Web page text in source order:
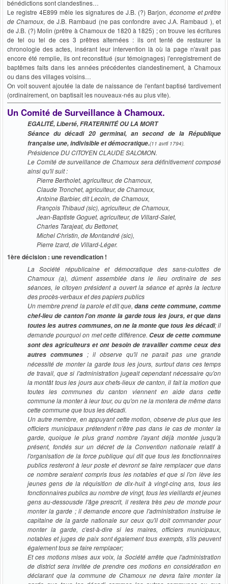
bénédictions sont clandestines…
Le registre 4E899 mêle les signatures de J.B. (?) Barjon, économe et prêtre
de Chamoux, de J.B. Rambaud (ne pas confondre avec J.A. Rambaud ), et
de J.B. (?) Molin (prêtre à Chamoux de 1820 à 1825) ; on trouve les écritures
de tel ou tel de ces 3 prêtres alternées : ils ont tenté de restaurer la
chronologie des actes, insérant leur intervention là où la page n'avait pas
encore été remplie, ils ont reconstitué (sur témoignages) l'enregistrement de
baptêmes faits dans les années précédentes clandestinement, à Chamoux
ou dans des villages voisins…
On voit souvent ajoutée la date de naissance de l'enfant baptisé tardivement
(ordinairement, on baptisait les nouveaux-nés au plus vite).
Un Comité de Surveillance à Chamoux.
EGALITÉ, Liberté, FRATERNITÉ OU LA MORT
Séance du décadi 20 germinal, an second de la République
française une, indivisible et démocratique.(11 avril 1794).
Présidence DU CITOYEN CLAUDE SALOMON.
Le Comité de surveillance de Chamoux sera définitivement composé
ainsi qu'il suit :
Pierre Bertholet, agriculteur, de Chamoux,
Claude Tronchet, agriculteur, de Chamoux,
Antoine Barbier, dit Lecoin, de Chamoux,
François Thibaud (sic), agriculteur, de Chamoux,
Jean-Baptiste Goguet, agriculteur, de Villard-Salet,
Charles Tarajeat, du Bettonet,
Michel Christin, de Montandré (sic),
Pierre Izard, de Villard-Léger.
1ère décision : une revendication !
La Société républicaine et démocratique des sans-culottes de
Chamoux (a), dûment assemblée dans le lieu ordinaire de ses
séances, le citoyen président a ouvert la séance et après la lecture
des procès-verbaux et des papiers publics
Un membre prend la parole et dit que,dans cette commune, comme
chef-lieu de canton l'on monte la garde tous les jours, et que dans
toutes les autres communes, on ne la monte que tous les décadi; il
demande pourquoi on met cette différence. Ceux de cette commune
sont des agriculteurs et ont besoin de travailler comme ceux des
autres communes ; il observe qu'il ne paraît pas une grande
nécessité de monter la garde tous les jours, surtout dans ces temps
de travail, que si l'administration jugeait cependant nécessaire qu'on
la montât tous les jours aux chefs-lieux de canton, il fait la motion que
toutes les communes du canton viennent en aide dans cette
commune la monter à leur tour, ou qu'on ne la montera de même dans
cette commune que tous les décadi.
Un autre membre, en appuyant cette motion, observe de plus que les
officiers municipaux prétendent n'être pas dans le cas de monter la
garde, quoique le plus grand nombre l'ayant déjà montée jusqu'à
présent, fondés sur un décret de la Convention nationale relatif à
l'organisation de la force publique qui dit que tous les fonctionnaires
publics resteront à leur poste et devront se faire remplacer que dans
ce nombre seraient compris tous les notables et que si l'on lève les
jeunes gens de la réquisition de dix-huit à vingt-cinq ans, tous les
fonctionnaires publics au nombre de vingt, tous les vieillards et jeunes
gens au-dessousde l'âge prescrit, il restera très peu de monde pour
monter la garde ; il demande encore que l'administration instruise le
capitaine de la garde nationale sur ceux qu'il doit commander pour
monter la garde, c'est-à-dire si les maires, officiers municipaux,
notables et juges de paix sont également tous exempts, s'ils peuvent
également tous se faire remplacer;
Et ces motions mises aux voix, la Société arrête que l'administration
de district sera invitée de prendre ces motions en considération en
déclarant que la commune de Chamoux ne devra faire monter la